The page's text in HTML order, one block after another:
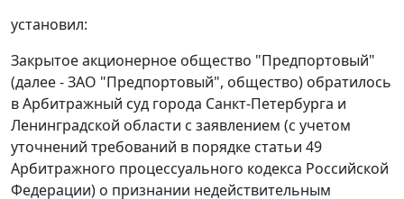
установил:
Закрытое акционерное общество "Предпортовый"
(далее - ЗАО "Предпортовый", общество) обратилось
в Арбитражный суд города Санкт-Петербурга и
Ленинградской области с заявлением (с учетом
уточнений требований в порядке статьи 49
Арбитражного процессуального кодекса Российской
Федерации) о признании недействительным